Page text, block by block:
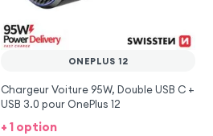
ONEPLUS 12
Chargeur Voiture 95W, Double USB C +
USB 3.0 pour OnePlus 12
+ 1 option